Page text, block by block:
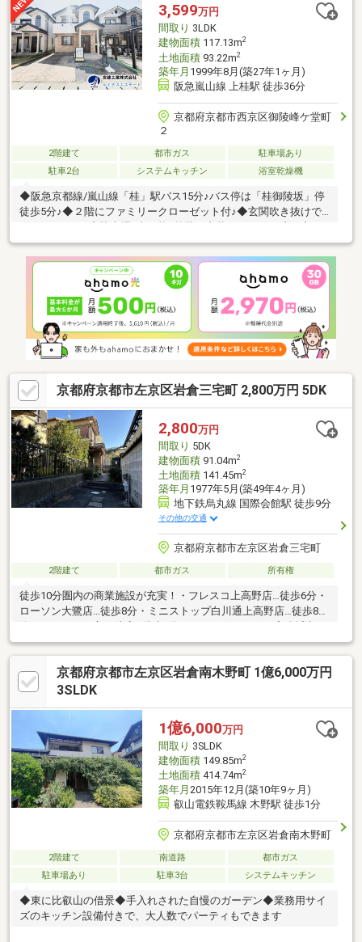
3,599万円
間取り 3LDK
建物面積117.13m2
土地面積93.22m2
築年月 1999年8月(築27年1ヶ月)
阪急嵐山線 上桂駅 徒歩36分
京都府京都市西京区御陵峰ケ堂町
２
2階建て 都市ガス
駐車場あり
駐車2台
システムキッチン 浴室乾燥機
◆阪急京都線/嵐山線「桂」駅バス15分♪バス停は「桂御陵坂」停
徒歩5分♪◆２階にファミリークローゼット付♪◆玄関吹き抜けで
フォーム内容外壁・屋根塗装/キッチン・浴室・洗面室・トイレ交
換・床フロアタイル上貼（LDK、洋室全室、廊下、階段）床クッ
ションフロア貼（洗面室、トイレ）壁・天井クロス貼・建具交
換・ハウスクリーニング■お客様一人一人にあった資金計画か
ら、低金利の金融機関や、多数の銀行からぴったりを見つけま
す！（マイカーローンやカードローンなどのおまとめプランもあ
り！）
京都府京都市左京区岩倉三宅町 2,800万円 5DK
2,800万円
間取り 5DK
建物面積91.04m2
土地面積141.45m2
築年月 1977年5月(築49年4ヶ月)
地下鉄烏丸線 国際会館駅 徒歩9分
その他の交通
京都府京都市左京区岩倉三宅町
2階建て 都市ガス 所有権
徒歩10分圏内の商業施設が充実！・フレスコ上高野店…徒歩6分・
ローソン大鷺店…徒歩8分・ミニストップ白川通上高野店…徒歩8
徒歩7分・コーナン宝ヶ池一号館店…徒歩10分・マクドナルド宝ヶ
池店…徒歩4分【教育施設も充実】・岩倉こひつじ保育園…徒歩5
分・岩倉南小学校…徒歩8分・洛北中学校…徒歩8分・同志社小・
中・高等学校…徒歩6分
京都府京都市左京区岩倉南木野町 1億6,000万円
3SLDK
1億6,000万円
間取り 3SLDK
建物面積149.85m2
土地面積414.74m2
築年月 2015年12月(築10年9ヶ月)
叡山電鉄鞍馬線 木野駅 徒歩1分
京都府京都市左京区岩倉南木野町
2階建て 南道路
都市ガス
駐車場あり
駐車3台 システムキッチン
◆東に比叡山の借景◆手入れされた自慢のガーデン◆業務用サイ
ズのキッチン設備付きで、大人数でパーティもできます